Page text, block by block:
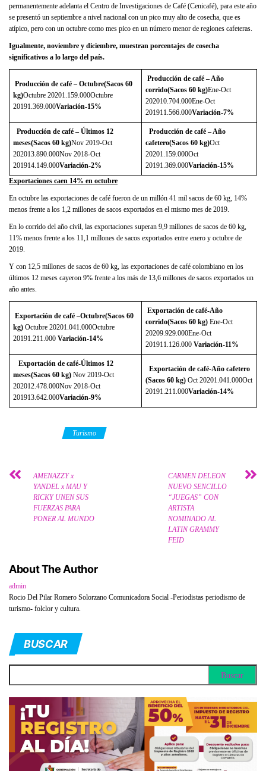
permanentemente adelanta el Centro de Investigaciones de Café (Cenicafé), para este año
se presentó un septiembre a nivel nacional con un pico muy alto de cosecha, que es
atípico, pero con un octubre como mes pico en un número menor de regiones cafeteras.
Igualmente, noviembre y diciembre, muestran porcentajes de cosecha
significativos a lo largo del país.
Producción de café – Octubre(Sacos 60
kg)Octubre 20201.159.000Octubre
20191.369.000Variación-15%
Producción de café – Año
corrido(Sacos 60 kg)Ene-Oct
202010.704.000Ene-Oct
201911.566.000Variación-7%
Producción de café – Últimos 12
meses(Sacos 60 kg)Nov 2019-Oct
202013.890.000Nov 2018-Oct
201914.149.000Variación-2%
Producción de café – Año
cafetero(Sacos 60 kg)Oct
20201.159.000Oct
20191.369.000Variación-15%
Exportaciones caen 14% en octubre
En octubre las exportaciones de café fueron de un millón 41 mil sacos de 60 kg, 14%
menos frente a los 1,2 millones de sacos exportados en el mismo mes de 2019.
En lo corrido del año civil, las exportaciones superan 9,9 millones de sacos de 60 kg,
11% menos frente a los 11,1 millones de sacos exportados entre enero y octubre de
2019.
Y con 12,5 millones de sacos de 60 kg, las exportaciones de café colombiano en los
últimos 12 meses cayeron 9% frente a los más de 13,6 millones de sacos exportados un
año antes.
Exportación de café –Octubre(Sacos 60
kg) Octubre 20201.041.000Octubre
20191.211.000 Variación-14%
Exportación de café-Año
corrido(Sacos 60 kg) Ene-Oct
20209.929.000Ene-Oct
201911.126.000 Variación-11%
Exportación de café-Últimos 12
meses(Sacos 60 kg) Nov 2019-Oct
202012.478.000Nov 2018-Oct
201913.642.000Variación-9%
Exportación de café-Año cafetero
(Sacos 60 kg) Oct 20201.041.000Oct
20191.211.000Variación-14%
Turismo
AMENAZZY x
YANDEL x MAU Y
RICKY UNEN SUS
FUERZAS PARA
PONER AL MUNDO
CARMEN DELEON
NUEVO SENCILLO
“JUEGAS” CON
ARTISTA
NOMINADO AL
LATIN GRAMMY
FEID
About The Author
admin
Rocio Del Pilar Romero Solorzano Comunicadora Social -Periodistas periodismo de
turismo- folclor y cultura.
BUSCAR